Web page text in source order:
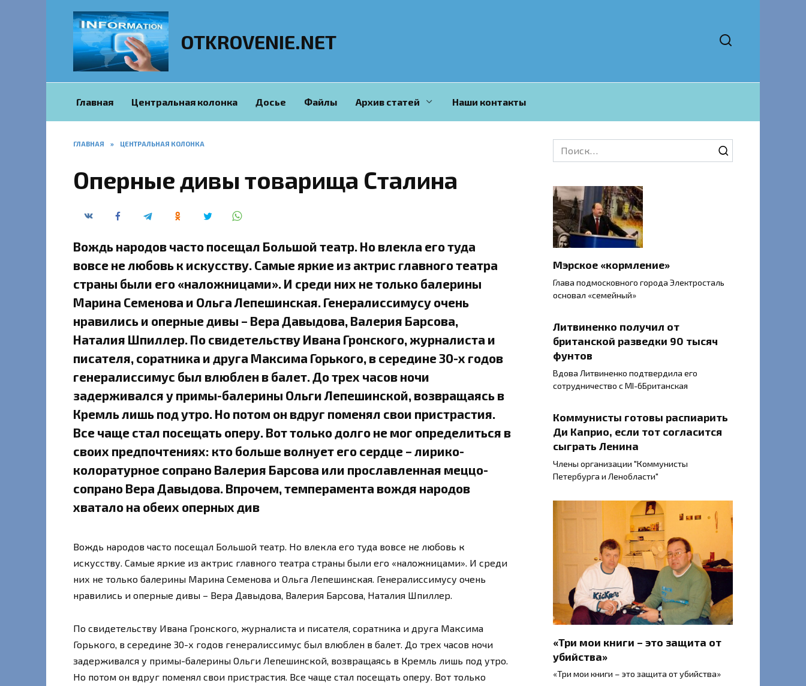
OTKROVENIE.NET
Главная Центральная колонка Досье Файлы Архив статей Наши контакты
ГЛАВНАЯ » ЦЕНТРАЛЬНАЯ КОЛОНКА
Оперные дивы товарища Сталина
Вождь народов часто посещал Большой театр. Но влекла его туда
вовсе не любовь к искусству. Самые яркие из актрис главного театра
страны были его «наложницами». И среди них не только балерины
Марина Семенова и Ольга Лепешинская. Генералиссимусу очень
нравились и оперные дивы – Вера Давыдова, Валерия Барсова,
Наталия Шпиллер. По свидетельству Ивана Гронского, журналиста и
писателя, соратника и друга Максима Горького, в середине 30-х годов
генералиссимус был влюблен в балет. До трех часов ночи
задерживался у примы-балерины Ольги Лепешинской, возвращаясь в
Кремль лишь под утро. Но потом он вдруг поменял свои пристрастия.
Все чаще стал посещать оперу. Вот только долго не мог определиться в
своих предпочтениях: кто больше волнует его сердце – лирико-
колоратурное сопрано Валерия Барсова или прославленная меццо-
сопрано Вера Давыдова. Впрочем, темперамента вождя народов
хватало на обеих оперных див
Вождь народов часто посещал Большой театр. Но влекла его туда вовсе не любовь к
искусству. Самые яркие из актрис главного театра страны были его «наложницами». И среди
них не только балерины Марина Семенова и Ольга Лепешинская. Генералиссимусу очень
нравились и оперные дивы – Вера Давыдова, Валерия Барсова, Наталия Шпиллер.
По свидетельству Ивана Гронского, журналиста и писателя, соратника и друга Максима
Горького, в середине 30-х годов генералиссимус был влюблен в балет. До трех часов ночи
задерживался у примы-балерины Ольги Лепешинской, возвращаясь в Кремль лишь под утро.
Но потом он вдруг поменял свои пристрастия. Все чаще стал посещать оперу. Вот только
Search
for:
Мэрское «кормление»
Глава подмосковного города Электросталь
основал «семейный»
Литвиненко получил от
британской разведки 90 тысяч
фунтов
Вдова Литвиненко подтвердила его
сотрудничество с MI-6Британская
Коммунисты готовы распиарить
Ди Каприо, если тот согласится
сыграть Ленина
Члены организации "Коммунисты
Петербурга и Ленобласти"
«Три мои книги – это защита от
убийства»
«Три мои книги – это защита от убийства»